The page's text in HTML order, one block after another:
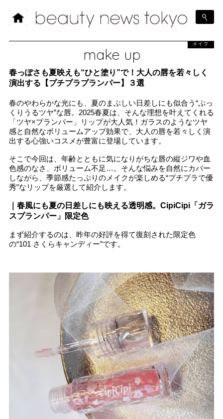
make up
メイク
春っぽさも夏映えも“ひと塗り”で！大人の唇を若々しく
演出する【プチプラプランパー】３選
春のやわらかな光にも、夏のまぶしい日差しにも似合う“ぷっ
くりうるツヤ”な唇。2025春夏は、そんな理想を叶えてくれる
「ツヤ×プランパー」リップが大人気！ガラスのようなツヤ
感と自然なボリュームアップ効果で、大人の唇を若々しく演
出する心強いコスメが豊富に登場しています。
そこで今回は、年齢とともに気になりがちな唇の縦ジワや血
色感のなさ、ボリューム不足…。そんな悩みを自然にカバー
しながら、季節感たっぷりのメイクが楽しめる“プチプラで優
秀”なリップを厳選して紹介します。
｜春風にも夏の日差しにも映える透明感。CipiCipi「ガラ
スプランパー」限定色
まず紹介するのは、昨年の好評を得て復刻された限定色
の“101 さくらキャンディー”です。